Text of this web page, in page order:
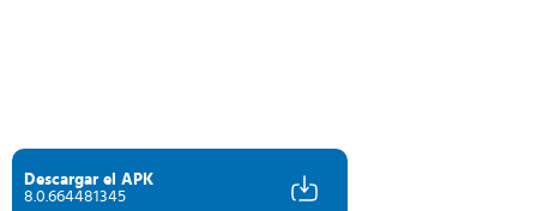
Descargar el APK
8.0.664481345